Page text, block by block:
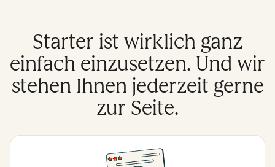
Starter ist wirklich ganz
einfach einzusetzen. Und wir
stehen Ihnen jederzeit gerne
zur Seite.